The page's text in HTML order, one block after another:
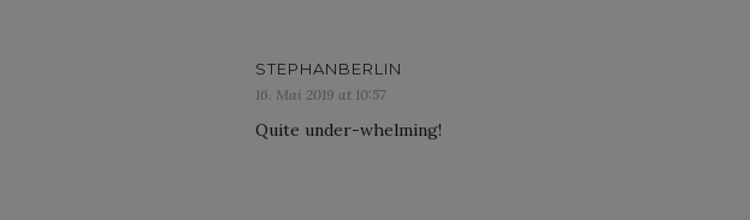
STEPHANBERLIN
16. Mai 2019 at 10:57
Quite under-whelming!